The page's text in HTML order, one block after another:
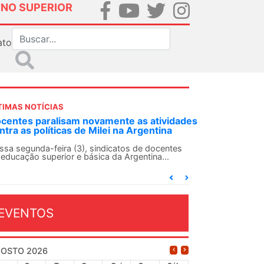
SUPERIOR
NOTÍCIAS
ANDES-SN convoca docentes para Dia de
Solidariedade Internacionalista com Cuba em
O ANDES-SN conclama suas seções sindicais e o
2026